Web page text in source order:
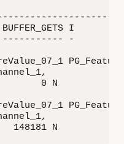
I
-
0 N
148181 N